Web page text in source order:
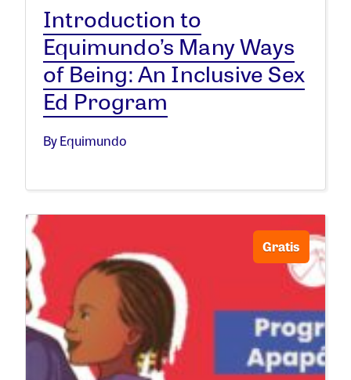
Introduction to
Equimundo’s Many Ways
of Being: An Inclusive Sex
Ed Program
By Equimundo
Gratis